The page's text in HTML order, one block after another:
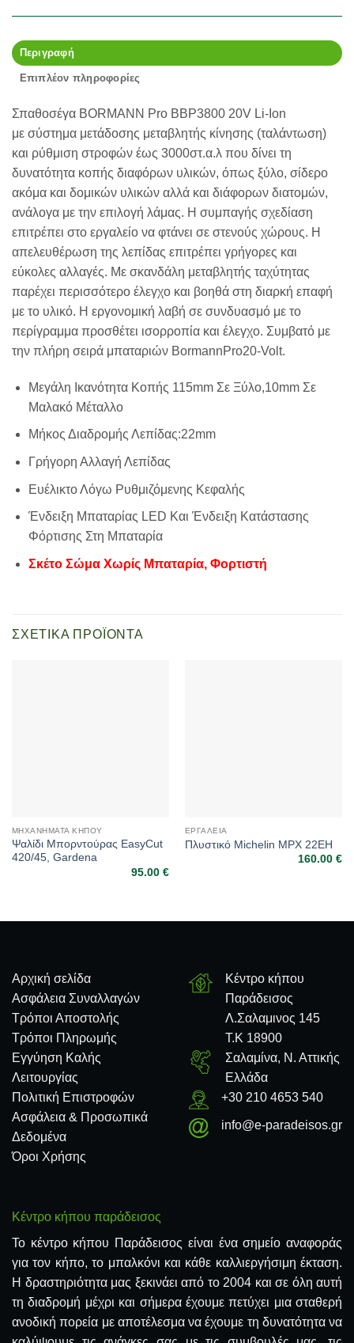
Περιγραφή
Επιπλέον πληροφορίες
Σπαθοσέγα BORMANN Pro BBP3800 20V Li-Ion
με σύστημα μετάδοσης μεταβλητής κίνησης (ταλάντωση)
και ρύθμιση στροφών έως 3000στ.α.λ που δίνει τη
δυνατότητα κοπής διαφόρων υλικών, όπως ξύλο, σίδερο
ακόμα και δομικών υλικών αλλά και διάφορων διατομών,
ανάλογα με την επιλογή λάμας. Η συμπαγής σχεδίαση
επιτρέπει στο εργαλείο να φτάνει σε στενούς χώρους. Η
απελευθέρωση της λεπίδας επιτρέπει γρήγορες και
εύκολες αλλαγές. Με σκανδάλη μεταβλητής ταχύτητας
παρέχει περισσότερο έλεγχο και βοηθά στη διαρκή επαφή
με το υλικό. Η εργονομική λαβή σε συνδυασμό με το
περίγραμμα προσθέτει ισορροπία και έλεγχο. Συμβατό με
την πλήρη σειρά μπαταριών BormannPro20-Volt.
Μεγάλη Ικανότητα Κοπής 115mm Σε Ξύλο,10mm Σε
Μαλακό Μέταλλο
Μήκος Διαδρομής Λεπίδας:22mm
Γρήγορη Αλλαγή Λεπίδας
Ευέλικτο Λόγω Ρυθμιζόμενης Κεφαλής
Ένδειξη Μπαταρίας LED Και Ένδειξη Κατάστασης
Φόρτισης Στη Μπαταρία
Σκέτο Σώμα Χωρίς Μπαταρία, Φορτιστή
ΣΧΕΤΙΚΆ ΠΡΟΪΌΝΤΑ
ΜΗΧΑΝΉΜΑΤΑ ΚΉΠΟΥ
Ψαλίδι Μπορντούρας EasyCut
420/45, Gardena
95.00€
ΕΡΓΑΛΕΊΑ
Πλυστικό Michelin MPX 22EH
160.00€
Αρχική σελίδα
Ασφάλεια Συναλλαγών
Τρόποι Αποστολής
Τρόποι Πληρωμής
Εγγύηση Καλής
Λειτουργίας
Πολιτική Επιστροφών
Ασφάλεια & Προσωπικά
Δεδομένα
Όροι Χρήσης
Κέντρο κήπου
Παράδεισος
Λ.Σαλαμινος 145
Τ.Κ 18900
Σαλαμίνα, Ν. Αττικής
Ελλάδα
+30 210 4653 540
info@e-paradeisos.gr
Κέντρο κήπου παράδεισος
Το κέντρο κήπου Παράδεισος είναι ένα σημείο αναφοράς
για τον κήπο, το μπαλκόνι και κάθε καλλιεργήσιμη έκταση.
Η δραστηριότητα μας ξεκινάει από το 2004 και σε όλη αυτή
τη διαδρομή μέχρι και σήμερα έχουμε πετύχει μια σταθερή
ανοδική πορεία με αποτέλεσμα να έχουμε τη δυνατότητα να